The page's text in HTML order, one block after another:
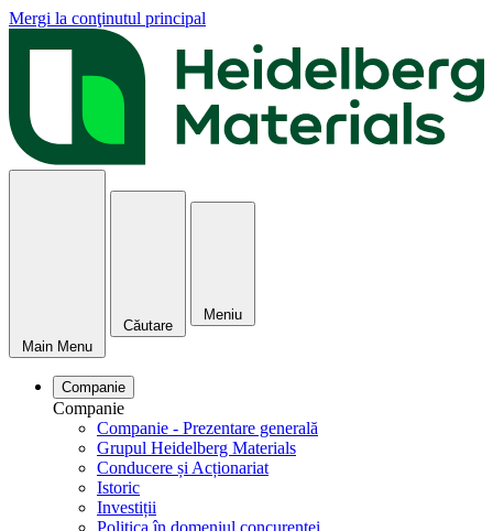
Mergi la conţinutul principal
Main Menu
Căutare
Meniu
Companie
Companie
Companie - Prezentare generală
Grupul Heidelberg Materials
Conducere și Acționariat
Istoric
Investiții